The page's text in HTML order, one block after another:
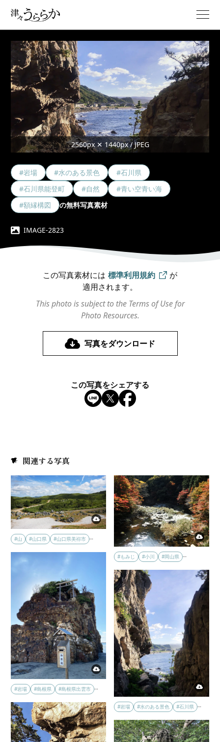
2560px ✕ 1440px / JPEG
#岩場 #水のある景色
#石川県
#石川県能登町
#自然
#青い空青い海
#額縁構図
の無料写真素材
IMAGE-2823
この写真素材には 標準利用規約
が
適用されます。
This photo is subject to the Terms of Use for
Photo Resources.
写真をダウンロード
この写真をシェアする
関連する写真
#山 #山口県 #山口県美祢市
#もみじ #小川 #岡山県
#岩場 #島根県 #島根県出雲市
#岩場 #水のある景色 #石川県